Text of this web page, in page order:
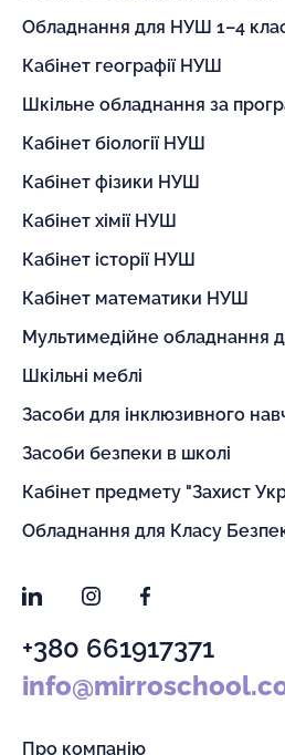
Обладнання для НУШ 1–4
Кабінет географії НУШ
Шкільне обладнання за
Кабінет біології НУШ
Кабінет фізики НУШ
Кабінет хімії НУШ
Кабінет історії НУШ
Кабінет математики НУШ
Мультимедійне обладнання
Шкільні меблі
Засоби для інклюзивного
Засоби безпеки в школі
Кабінет предмету "Захист
Обладнання для Класу
LinkedInInstagramFacebook
+380 661917371
Про компанію